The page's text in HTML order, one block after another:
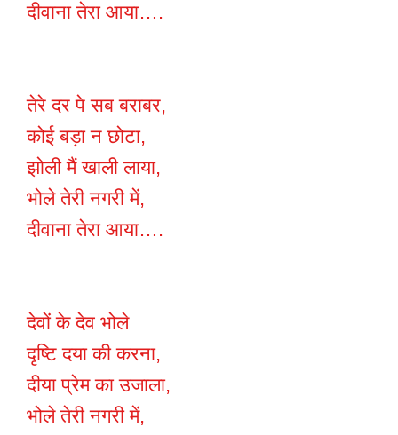
दीवाना तेरा आया….
तेरे दर पे सब बराबर,
कोई बड़ा न छोटा,
झोली मैं खाली लाया,
भोले तेरी नगरी में,
दीवाना तेरा आया….
देवों के देव भोले
दृष्टि दया की करना,
दीया प्रेम का उजाला,
भोले तेरी नगरी में,